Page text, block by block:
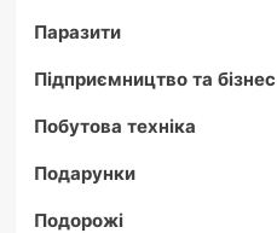
Паразити
Підприємництво та бізнес
Побутова техніка
Подарунки
Подорожі